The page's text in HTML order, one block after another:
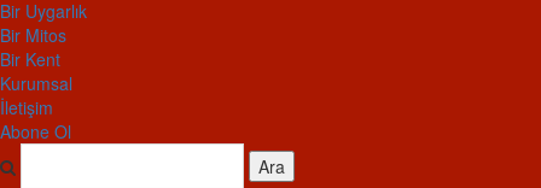
Bir Uygarlık
Bir Mitos
Bir Kent
Kurumsal
İletişim
Abone Ol
Ara